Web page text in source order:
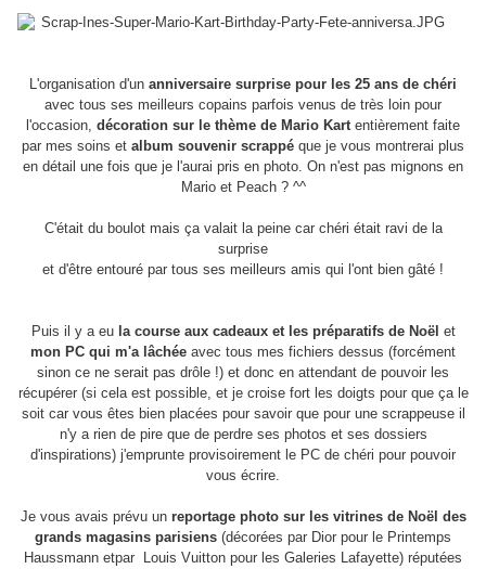
L'organisation d'un anniversaire surprise pour les 25 ans de chéri
avec tous ses meilleurs copains parfois venus de très loin pour
l'occasion, décoration sur le thème de Mario Kartentièrement faite
par mes soins et album souvenir scrappé que je vous montrerai plus
en détail une fois que je l'aurai pris en photo. On n'est pas mignons en
Mario et Peach ? ^^
C'était du boulot mais ça valait la peine car chéri était ravi de la
surprise
et d'être entouré par tous ses meilleurs amis qui l'ont bien gâté !
Puis il y a eu la course aux cadeaux et les préparatifs de Noël et
mon PC qui m'a lâchée avec tous mes fichiers dessus (forcément
sinon ce ne serait pas drôle !) et donc en attendant de pouvoir les
récupérer (si cela est possible, et je croise fort les doigts pour que ça le
soit car vous êtes bien placées pour savoir que pour une scrappeuse il
n'y a rien de pire que de perdre ses photos et ses dossiers
d'inspirations) j'emprunte provisoirement le PC de chéri pour pouvoir
vous écrire.
Je vous avais prévu un reportage photo sur les vitrines de Noël des
grands magasins parisiens (décorées par Dior pour le Printemps
Haussmann etpar Louis Vuitton pour les Galeries Lafayette) réputées